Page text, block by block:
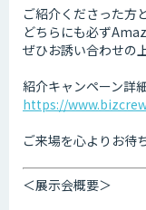
ご紹介くださった方
どちらにも必ず
ぜひお誘い合わせの
紹介キャンペーン詳
https://
ご来場を心よりお待
＜展示会概要＞